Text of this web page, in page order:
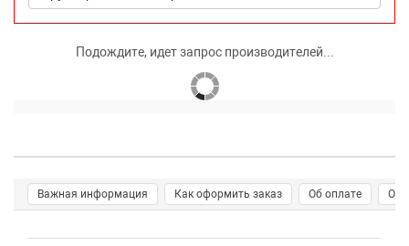
Подождите, идет запрос производителей...
Важная информация Как оформить заказ Об оплате О